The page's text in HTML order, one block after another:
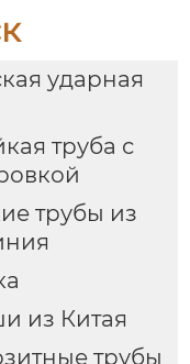
ударная
труба с
трубы из
из Китая
трубы